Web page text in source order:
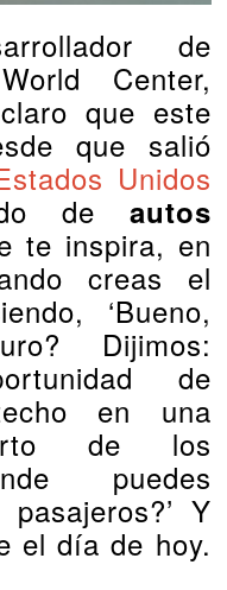
de
Center,
que este
que salió
Unidos
de autos
te inspira, en
creas el
‘Bueno,
Dijimos:
de
en una
de los
puedes
Y
el día de hoy.